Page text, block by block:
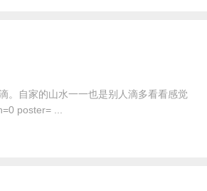
。自家的山水一一也是别人滴多看看感觉
poster= ...